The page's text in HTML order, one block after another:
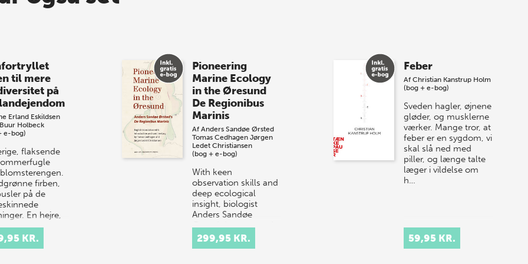
Spar op til 70% til
sommer-lagersalg!
Vi gentager succesen og inviterer igen i
år til vores store sommer-lagersalg,
så sæt kryds i kalenderen onsdag den
10. j…
til mere
på
Erland Eskildsen
Holbeck
e-bog)
flaksende
firben,
på de
En hejre,
frem fra
KR.
Pioneering
Marine Ecology
in the Øresund
De Regionibus
Marinis
Af Anders Sandøe Ørsted
Tomas Cedhagen Jørgen
Ledet Christiansen
(bog + e-bog)
With keen
observation skills and
deep ecological
insight, biologist
Anders Sandøe
life throughout the
Øresund – a small
299,95 KR.
Feber
AfChristian Kanstrup Holm
(bog + e-bog)
Sveden hagler, øjnene
gløder, og musklerne
værker. Mange tror, at
feber er en sygdom, vi
skal slå ned med
piller, og længe talte
læger i vildelse om
h…
59,95 KR.